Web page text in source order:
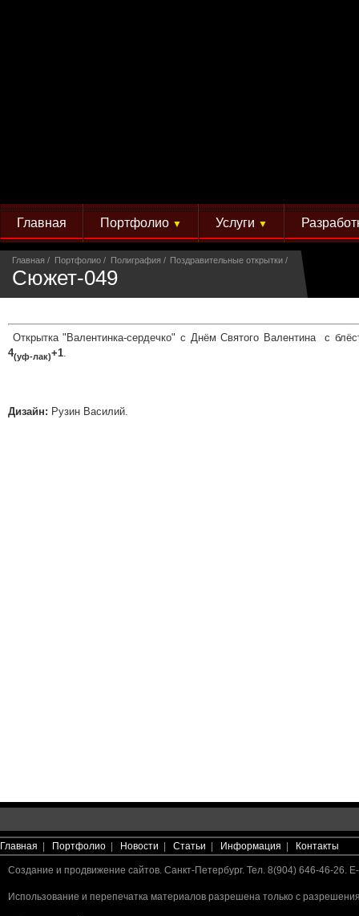
Главная Портфолио ▼ Услуги ▼
Главная Портфолио Полиграфия Поздравительные открытки
Сюжет-049
Открытка "Валентинка-сердечко" с Днём Святого Валентина с
4(уф-лак)+1
Дизайн: Рузин Василий.
Главная Портфолио Новости Статьи Информация Контакты
Создание и продвижение сайтов. Санкт-Петербург. Тел. 8(904) 646-46-26.
Использование и перепечатка материалов разрешена только с